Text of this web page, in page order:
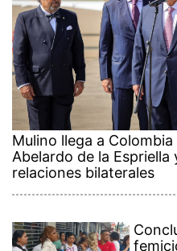
Mulino llega a
Abelardo de la Espriella
relaciones bilaterales